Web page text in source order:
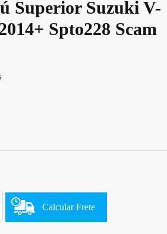
Superior Suzuki V-
Spto228 Scam
Calcular Frete